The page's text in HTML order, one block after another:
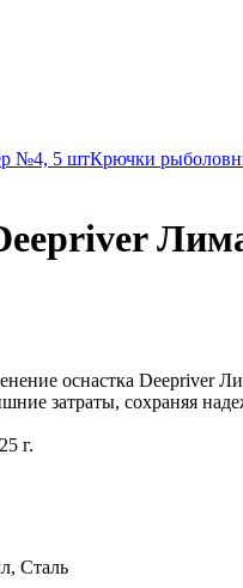
№4, 5 штКрючки
оснастка Deepriver
затраты, сохраняя
г.
Сталь